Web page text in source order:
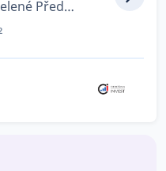
Jindřišská 801, Pardubice - Zelené Předměstí